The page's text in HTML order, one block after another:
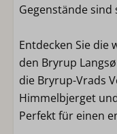
Gegenstände
Entdecken Sie
den Bryrup
die Bryrup-Vrads
Himmelbjerget
Perfekt für einen